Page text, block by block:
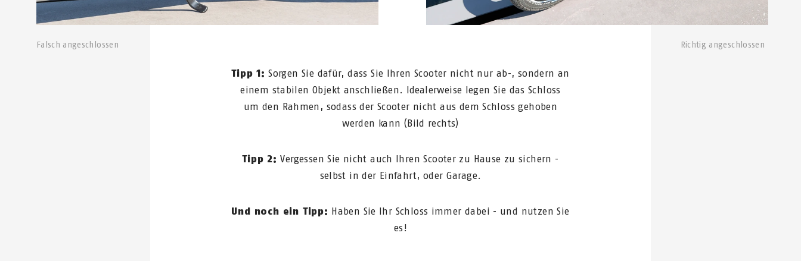
Falsch angeschlossen Richtig angeschlossen
Tipp 1: Sorgen Sie dafür, dass Sie Ihren Scooter nicht nur ab-, sondern an
einem stabilen Objekt anschließen. Idealerweise legen Sie das Schloss
um den Rahmen, sodass der Scooter nicht aus dem Schloss gehoben
werden kann (Bild rechts)
Tipp 2: Vergessen Sie nicht auch Ihren Scooter zu Hause zu sichern -
selbst in der Einfahrt, oder Garage.
Und noch ein Tipp: Haben Sie Ihr Schloss immer dabei - und nutzen Sie
es!